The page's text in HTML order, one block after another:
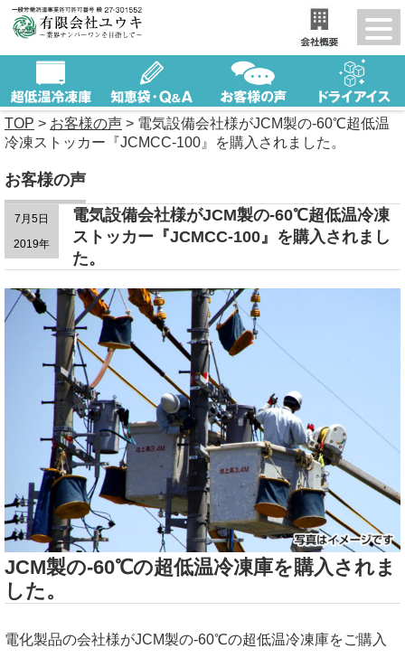
TOP > お客様の声 > 電気設備会社様がJCM製の-60℃超低温
冷凍ストッカー『JCMCC-100』を購入されました。
お客様の声
7月5日
2019年
電気設備会社様がJCM製の-60℃超低温冷凍
ストッカー『JCMCC-100』を購入されまし
た。
JCM製の-60℃の超低温冷凍庫を購入されま
した。
電化製品の会社様がJCM製の-60℃の超低温冷凍庫をご購入